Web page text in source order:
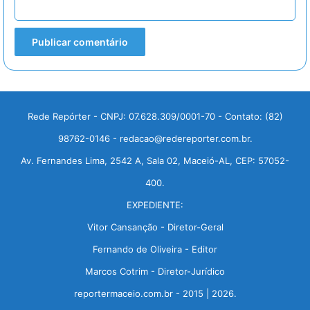
Rede Repórter - CNPJ: 07.628.309/0001-70 - Contato: (82)
98762-0146 - redacao@redereporter.com.br.
Av. Fernandes Lima, 2542 A, Sala 02, Maceió-AL, CEP: 57052-
400.
EXPEDIENTE:
Vitor Cansanção - Diretor-Geral
Fernando de Oliveira - Editor
Marcos Cotrim - Diretor-Jurídico
reportermaceio.com.br - 2015 | 2026.